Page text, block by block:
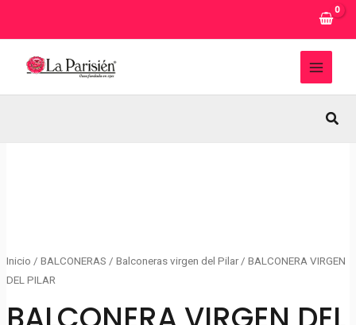
MAIN
Inicio / BALCONERAS / Balconeras virgen del Pilar/ BALCONERA VIRGEN
DEL PILAR